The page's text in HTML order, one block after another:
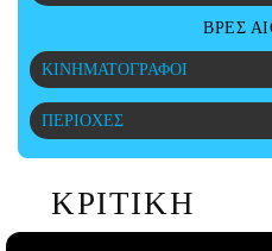
ΑΜΠΑ
PRINT
ΒΡΕΣ
ΚΙΝΗΜΑΤΟΓΡΑΦΟΙ
ΠΕΡΙΟΧΕΣ
ΚΡΙΤΙΚΗ